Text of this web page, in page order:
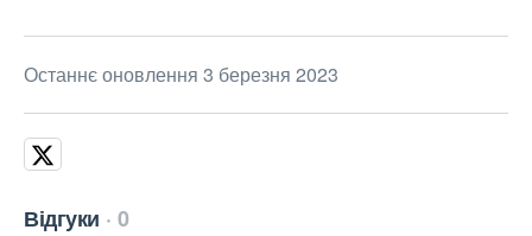
Останнє оновлення 3 березня 2023
Відгуки 0